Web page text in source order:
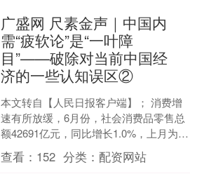
广盛网 尺素金声｜中国内
需“疲软论”是“一叶障
目”——破除对当前中国经
济的一些认知误区②
本文转自【人民日报客户端】； 消费增
速有所放缓，6月份，社会消费品零售总
额42691亿元，同比增长1.0%，上月为下
降0.6%；投资总量出现下行，全国固定
资产投....
查看： 152 分类：配资网站